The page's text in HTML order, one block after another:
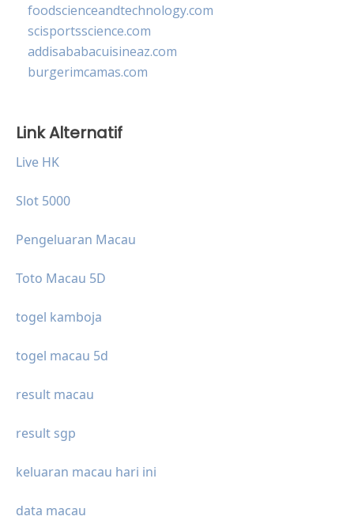
foodscienceandtechnology.com
scisportsscience.com
addisababacuisineaz.com
burgerimcamas.com
Link Alternatif
Live HK
Slot 5000
Pengeluaran Macau
Toto Macau 5D
togel kamboja
togel macau 5d
result macau
result sgp
keluaran macau hari ini
data macau